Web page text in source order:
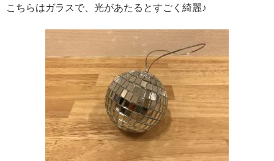
こちらはガラスで、光があたるとすごく綺麗♪